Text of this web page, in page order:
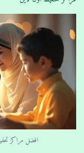
افضل مراكز